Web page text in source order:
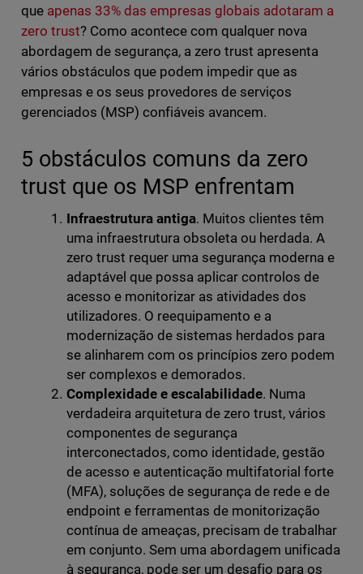
que apenas 33% das empresas globais adotaram a
zero trust? Como acontece com qualquer nova
abordagem de segurança, a zero trust apresenta
vários obstáculos que podem impedir que as
empresas e os seus provedores de serviços
gerenciados (MSP) confiáveis avancem.
5 obstáculos comuns da zero
trust que os MSP enfrentam
Infraestrutura antiga. Muitos clientes têm
uma infraestrutura obsoleta ou herdada. A
zero trust requer uma segurança moderna e
adaptável que possa aplicar controlos de
acesso e monitorizar as atividades dos
utilizadores. O reequipamento e a
modernização de sistemas herdados para
se alinharem com os princípios zero podem
ser complexos e demorados.
Complexidade e escalabilidade. Numa
verdadeira arquitetura de zero trust, vários
componentes de segurança
interconectados, como identidade, gestão
de acesso e autenticação multifatorial forte
(MFA), soluções de segurança de rede e de
endpoint e ferramentas de monitorização
contínua de ameaças, precisam de trabalhar
em conjunto. Sem uma abordagem unificada
à segurança, pode ser um desafio para os